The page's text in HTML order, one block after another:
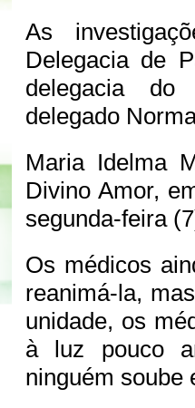
As
Delegacia de
delegacia do
delegado
Maria Idelma
Divino Amor,
segunda-feira
Os médicos
reanimá-la,
unidade, os
à luz pouco
ninguém soube